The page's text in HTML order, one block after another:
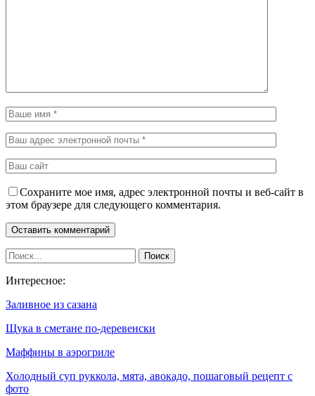
Сохраните мое имя, адрес электронной почты и веб-сайт в
этом браузере для следующего комментария.
Интересное:
Заливное из сазана
Щука в сметане по-деревенски
Маффины в аэрогриле
Холодный суп руккола, мята, авокадо, пошаговый рецепт с
фото